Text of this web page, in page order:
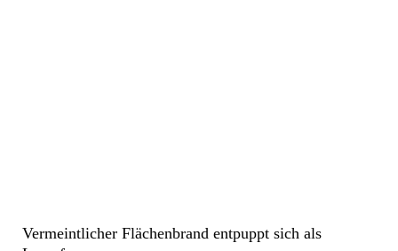
Vermeintlicher Flächenbrand entpuppt sich als